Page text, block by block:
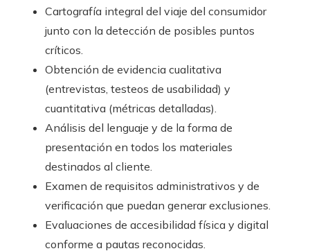
Cartografía integral del viaje del consumidor
junto con la detección de posibles puntos
críticos.
Obtención de evidencia cualitativa
(entrevistas, testeos de usabilidad) y
cuantitativa (métricas detalladas).
Análisis del lenguaje y de la forma de
presentación en todos los materiales
destinados al cliente.
Examen de requisitos administrativos y de
verificación que puedan generar exclusiones.
Evaluaciones de accesibilidad física y digital
conforme a pautas reconocidas.